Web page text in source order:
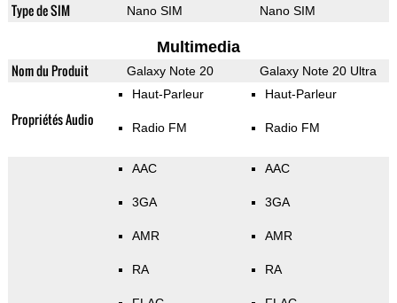
Type de SIM Nano SIM Nano SIM
Multimedia
Nom du Produit Galaxy Note 20 Galaxy Note 20 Ultra
Propriétés Audio
Haut-Parleur
Radio FM
Haut-Parleur
Radio FM
AAC
3GA
AMR
RA
AAC
3GA
AMR
RA